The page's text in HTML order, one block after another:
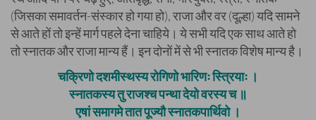
(जिसका समावर्तन-संस्कार हो गया हो), राजा और वर (दूल्हा) यदि सामने
से आते हों तो इन्हें मार्ग पहले देना चाहिये। ये सभी यदि एक साथ आते हो
तो स्नातक और राजा मान्य हैं। इन दोनों में से भी स्नातक विशेष मान्य है।
चक्रिणो दशमीस्थस्य रोगिणो भारिणः स्त्रियाः ।
स्नातकस्य तु राजश्च पन्था देयो वरस्य च ॥
एषां समागमे तात पूज्यौ स्नातकपार्थिवो ।